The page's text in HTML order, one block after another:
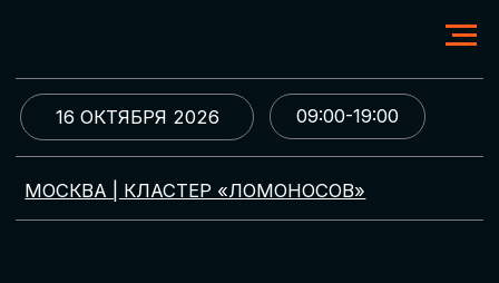
МОСКВА | КЛАСТЕР «ЛОМОНОСОВ»
GLOBAL
09:00-19:00
16 ОКТЯБРЯ 2026